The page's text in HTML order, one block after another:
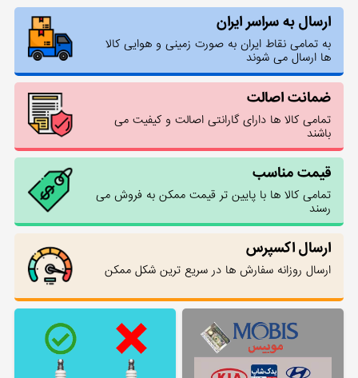
ارسال به سراسر ایران
به تمامی نقاط ایران به صورت زمینی و هوایی کالا
ها ارسال می شوند
ضمانت اصالت
تمامی کالا ها دارای گارانتی اصالت و کیفیت می
باشند
قیمت مناسب
تمامی کالا ها با پایین تر قیمت ممکن به فروش می
رسند
ارسال اکسپرس
ارسال روزانه سفارش ها در سریع ترین شکل ممکن